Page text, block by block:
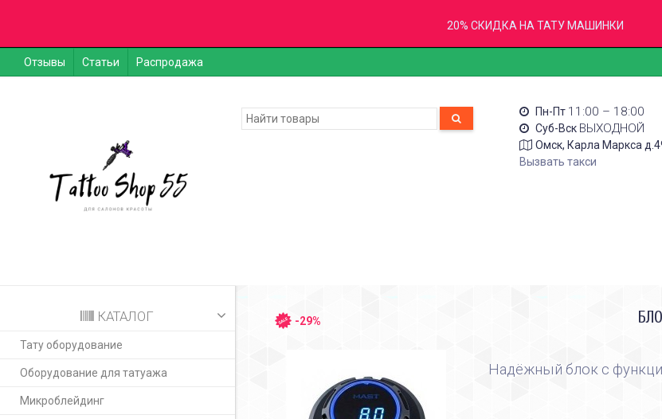
20% СКИДКА НА ТАТУ МАШИНКИ
Отзывы Статьи Распродажа
Пн-Пт 11:00 – 18:00
Суб-Вск ВЫХОДНОЙ
Омск, Карла Маркса
Вызвать такси
КАТАЛОГ
Тату оборудование
Оборудование для татуажа
Микроблейдинг
-29%
Надёжный блок с